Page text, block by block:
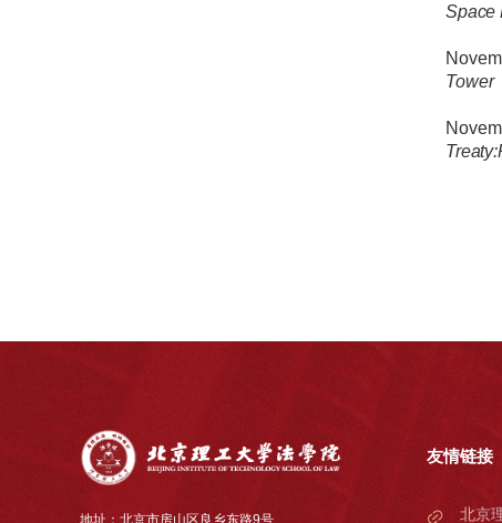
Space
Tower
Treaty:
地址：北京市房山区良乡东路9号
友情链接
北京